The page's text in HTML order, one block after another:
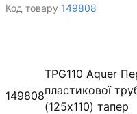
Код товару 149808
149808
TPG110 Aquer
пластикової
(125х110) тапер